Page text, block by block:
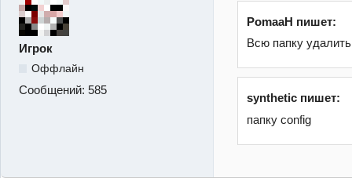
Игрок
Оффлайн
Сообщений: 585
PomaaH пишет:
Всю папку
synthetic пишет:
папку config